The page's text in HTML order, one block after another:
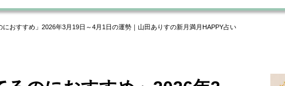
おすすめ」2026年3月19日～4月1日の運勢｜山田ありすの新月満月HAPPY占い